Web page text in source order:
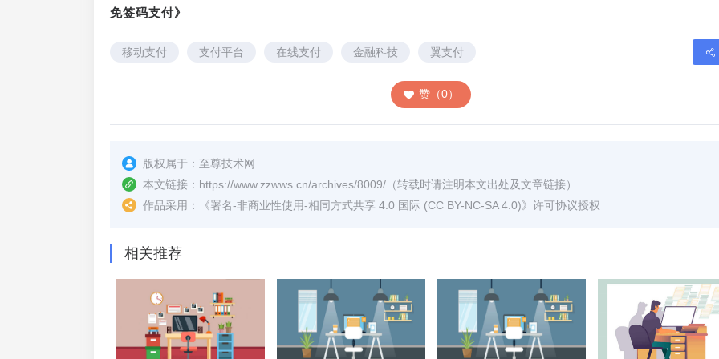
免签码支付》
移动支付 支付平台 在线支付 金融科技 翼支付
赞（0）
版权属于： 至尊技术网
本文链接： https://www.zzwws.cn/archives/8009/ （转载时请注明本文出处及文章链接）
作品采用：
《署名-非商业性使用-相同方式共享 4.0 国际 (CC BY-NC-SA 4.0)》许可协议授权
相关推荐